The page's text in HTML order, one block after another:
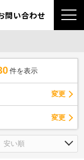
問い合わせ
件を表示
変更
変更